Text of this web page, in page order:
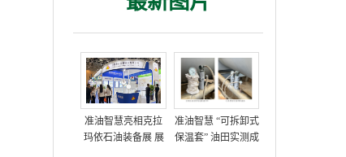
准油智慧亮相克拉
玛依石油装备展 展
准油智慧 “可拆卸式
保温套” 油田实测成